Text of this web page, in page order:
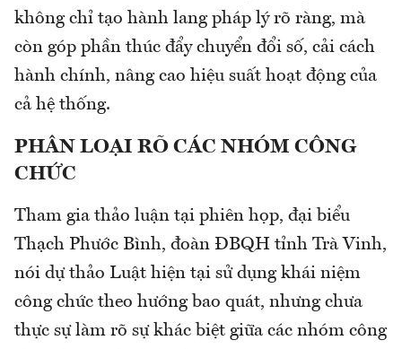
không chỉ tạo hành lang pháp lý rõ ràng, mà
còn góp phần thúc đẩy chuyển đổi số, cải cách
hành chính, nâng cao hiệu suất hoạt động của
cả hệ thống.
PHÂN LOẠI RÕ CÁC NHÓM CÔNG
CHỨC
Tham gia thảo luận tại phiên họp, đại biểu
Thạch Phước Bình, đoàn ĐBQH tỉnh Trà Vinh,
nói dự thảo Luật hiện tại sử dụng khái niệm
công chức theo hướng bao quát, nhưng chưa
thực sự làm rõ sự khác biệt giữa các nhóm công